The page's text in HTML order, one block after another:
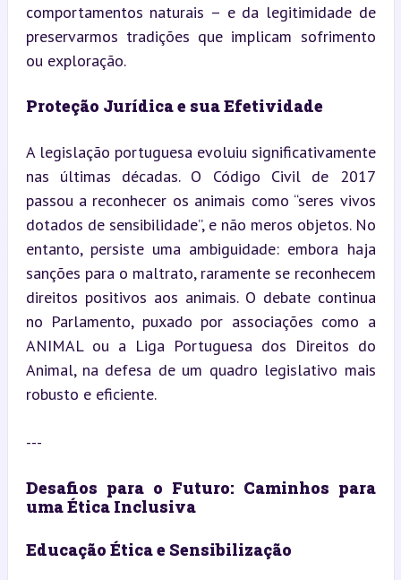
comportamentos naturais – e da legitimidade de
preservarmos tradições que implicam sofrimento
ou exploração.
Proteção Jurídica e sua Efetividade
A legislação portuguesa evoluiu significativamente
nas últimas décadas. O Código Civil de 2017
passou a reconhecer os animais como “seres vivos
dotados de sensibilidade”, e não meros objetos. No
entanto, persiste uma ambiguidade: embora haja
sanções para o maltrato, raramente se reconhecem
direitos positivos aos animais. O debate continua
no Parlamento, puxado por associações como a
ANIMAL ou a Liga Portuguesa dos Direitos do
Animal, na defesa de um quadro legislativo mais
robusto e eficiente.
---
Desafios para o Futuro: Caminhos para
uma Ética Inclusiva
Educação Ética e Sensibilização